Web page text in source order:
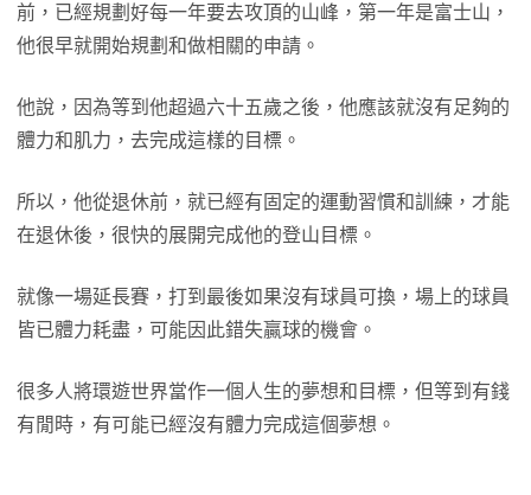
前，已經規劃好每一年要去攻頂的山峰，第一年是富士山，
他很早就開始規劃和做相關的申請。
他說，因為等到他超過六十五歲之後，他應該就沒有足夠的
體力和肌力，去完成這樣的目標。
所以，他從退休前，就已經有固定的運動習慣和訓練，才能
在退休後，很快的展開完成他的登山目標。
就像一場延長賽，打到最後如果沒有球員可換，場上的球員
皆已體力耗盡，可能因此錯失贏球的機會。
很多人將環遊世界當作一個人生的夢想和目標，但等到有錢
有閒時，有可能已經沒有體力完成這個夢想。